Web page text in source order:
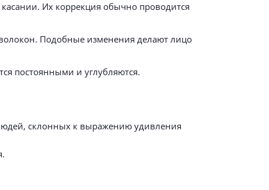
Их коррекция обычно проводится
Подобные изменения делают лицо
постоянными и углубляются.
склонных к выражению удивления